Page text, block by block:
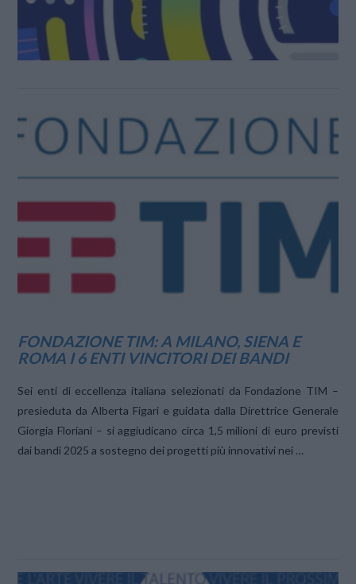
FONDAZIONE TIM: A MILANO, SIENA E
ROMA I 6 ENTI VINCITORI DEI BANDI
Sei enti di eccellenza italiana selezionati da Fondazione TIM –
presieduta da Alberta Figari e guidata dalla Direttrice Generale
Giorgia Floriani – si aggiudicano circa 1,5 milioni di euro previsti
dai bandi 2025 a sostegno dei progetti più innovativi nei …